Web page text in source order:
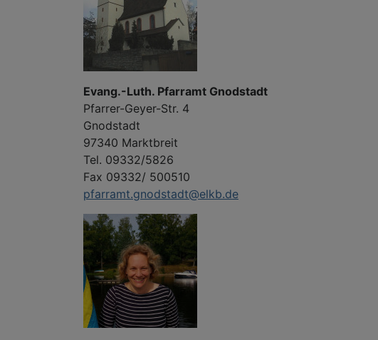
Evang.-Luth. Pfarramt Gnodstadt
Pfarrer-Geyer-Str. 4
Gnodstadt
97340 Marktbreit
Tel. 09332/5826
Fax 09332/ 500510
pfarramt.gnodstadt@elkb.de